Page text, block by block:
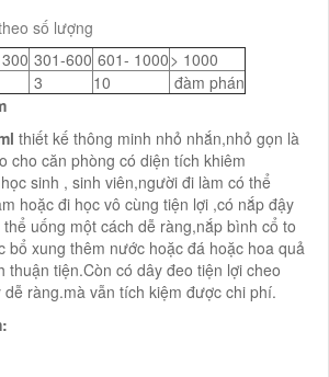
số lượng
301-600 601- 1000> 1000
3 10
đàm phán
thiết kế thông minh nhỏ nhắn,nhỏ gọn là
cho căn phòng có diện tích khiêm
sinh , sinh viên,người đi làm có thể
hoặc đi học vô cùng tiện lợi ,có nắp đậy
uống một cách dễ ràng,nắp bình cổ to
bổ xung thêm nước hoặc đá hoặc hoa quả
thuận tiện.Còn có dây đeo tiện lợi cheo
ràng.mà vẫn tích kiệm được chi phí.